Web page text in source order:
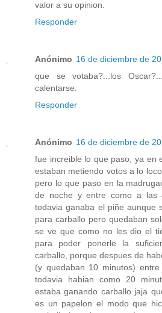
valor a su opinion.
Responder
Anónimo 16 de diciembre de
que se votaba?...los
calentarse.
Responder
Anónimo 16 de diciembre de
fue increible lo que paso, ya en
estaban metiendo votos a lo
pero lo que paso en la
de noche y entre como a
todavia ganaba el piñe aunque
para carballo pero quedaban
se ve que como no les dio el
para poder ponerle la
carballo, porque despues de
(y quedaban 10 minutos)
todavia habian como 20
estaba ganando carballo jaja
es un papelon el modo que